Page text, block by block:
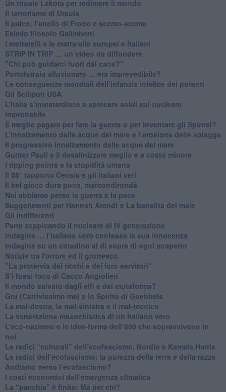
​Un rituale Lakota per redimere il mondo
Il terrorismo di Ursula
​Il palco, l’anello di Frodo e scemo-scemo
Esimio filosofo Galimberti
​I mattarelli e le mattarelle europei e italiani
​STRIP IN TRIP … un video da diffondere
"Chi può guidarci fuori dal caos?"
​Portoferraio alluvionata … era imprevedibile?
Le conseguenze mondiali dell’infanzia infelice dei potenti
​Gli Scilipoti USA
L’Italia s’intestardisce a sprecare soldi sul nucleare
improbabile
È meglio pagare per fare la guerra o per inventare gli Spinrel?
​L’innalzamento delle acque del mare e l’erosione delle spiagge
​Il progressivo innalzamento delle acque del mare
​Gunter Pauli e il desalinizzare meglio e a costo minore
I tipping points e la stupidità umana
​Il 58° rapporto Censis e gli italiani veri
​Il bel gioco dura poco, marcondirondà
Noi abbiamo perso la guerra e la pace
Suggerimenti per Hannah Arendt e La banalità del male
​Gli indifferenti
Parte zoppicando il nucleare di IV generazione
​Indagine … l’italiano vero confessa la sua innocenza
Indagine su un cittadino al di sopra di ogni sospetto
Notizie tra l'orrore ed il grottesco
"La protervia dei ricchi e dei loro servitori"
S’i fossi foco di Cecco Angiolieri
​Il mondo salvato dagli elfi e dai mutaforma?
Gru (Cattivissimo me) e lo Spirito di Goebbels
​La mal-destra, la mal-sinistra e il mal-tecnico
​La venerazione masochistica di un italiano vero
​L’eco-nazismo e le idee-forma dell’800 che sopravvivono in
noi
​Le radici “culturali” dell’ecofascismo, Nordio e Kamala Harris
Le radici dell’ecofascismo: la purezza della terra e della razza
Andiamo verso l’ecofascismo?
I costi economici dell’emergenza climatica
​La “pacchia” è finita! Ma per chi?